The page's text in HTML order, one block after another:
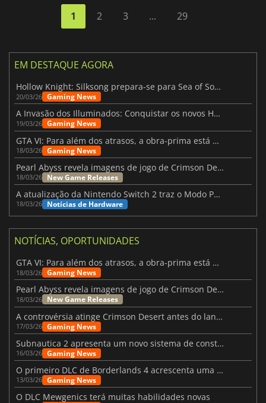
1 2 3 ... 29
EM DESTAQUE AGORA
Hollow Knight: Silksong prepara-se para Sea of Sorrow com um patch
20/03/26 Gaming News
A Invasão dos Illuminados: Conquistar os novos Helldivers 2 Atualização!
19/03/26 Gaming News
GTA VI: Para além dos atrasos, a obra-prima está quase a chegar
18/03/26 Gaming News
Pearl Abyss revela imagens de jogo de Crimson Desert para a PS5
18/03/26 New Game Releases
A atualização da Nintendo Switch 2 traz o Modo Portátil aos jogos mais antigos da Switch
18/03/26 Notícias de Hardware
NOTÍCIAS, OPORTUNIDADES
GTA VI: Para além dos atrasos, a obra-prima está quase a chegar
18/03/26 Gaming News
Pearl Abyss revela imagens de jogo de Crimson Desert para a PS5
18/03/26 New Game Releases
A controvérsia atinge Crimson Desert antes do lançamento
17/03/26 Gaming News
Subnautica 2 apresenta um novo sistema de construção de bases
16/03/26 Gaming News
O primeiro DLC de Borderlands 4 acrescenta uma nova personagem e muito mais
13/03/26 Gaming News
O DLC Mewgenics terá muitas habilidades novas